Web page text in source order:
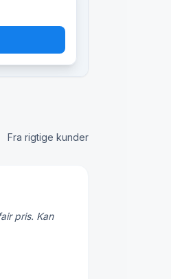
Fra rigtige kunder
pris. Kan